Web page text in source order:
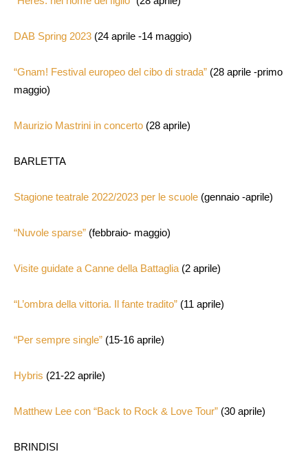
DAB Spring 2023 (24 aprile -14 maggio)
“Gnam! Festival europeo del cibo di strada” (28 aprile -primo
maggio)
Maurizio Mastrini in concerto (28 aprile)
BARLETTA
Stagione teatrale 2022/2023 per le scuole (gennaio -aprile)
“Nuvole sparse” (febbraio- maggio)
Visite guidate a Canne della Battaglia (2 aprile)
“L’ombra della vittoria. Il fante tradito” (11 aprile)
“Per sempre single” (15-16 aprile)
Hybris (21-22 aprile)
Matthew Lee con “Back to Rock & Love Tour” (30 aprile)
BRINDISI